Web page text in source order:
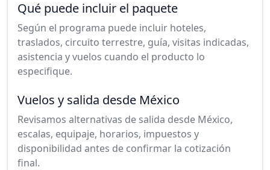
Qué puede incluir el paquete
Según el programa puede incluir hoteles,
traslados, circuito terrestre, guía, visitas indicadas,
asistencia y vuelos cuando el producto lo
especifique.
Vuelos y salida desde México
Revisamos alternativas de salida desde México,
escalas, equipaje, horarios, impuestos y
disponibilidad antes de confirmar la cotización
final.